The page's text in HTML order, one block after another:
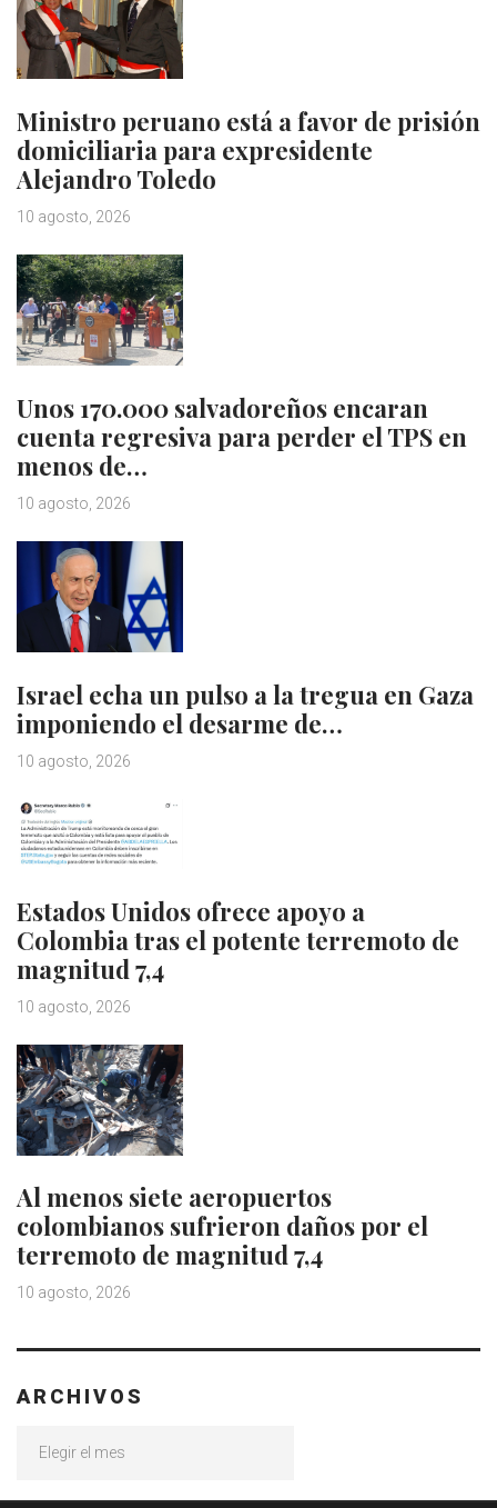
Ministro peruano está a favor de prisión
domiciliaria para expresidente
Alejandro Toledo
10 agosto, 2026
Unos 170.000 salvadoreños encaran
cuenta regresiva para perder el TPS en
menos de…
10 agosto, 2026
Israel echa un pulso a la tregua en Gaza
imponiendo el desarme de…
10 agosto, 2026
Estados Unidos ofrece apoyo a
Colombia tras el potente terremoto de
magnitud 7,4
10 agosto, 2026
Al menos siete aeropuertos
colombianos sufrieron daños por el
terremoto de magnitud 7,4
10 agosto, 2026
ARCHIVOS